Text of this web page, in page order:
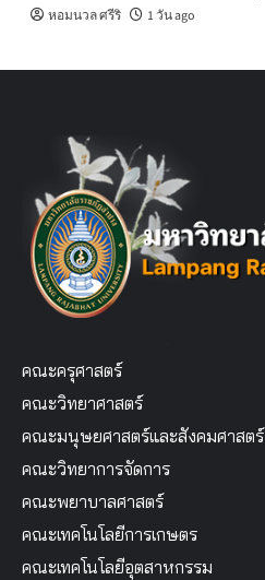
หอมนวล ศรีริ 1 วัน ago
คณะครุศาสตร์
คณะวิทยาศาสตร์
คณะมนุษยศาสตร์และสังคมศาสตร์
คณะวิทยาการจัดการ
คณะพยาบาลศาสตร์
คณะเทคโนโลยีการเกษตร
คณะเทคโนโลยีอุตสาหกรรม